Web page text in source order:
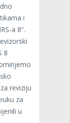
i
a 8“.
8
reviziju
za
u